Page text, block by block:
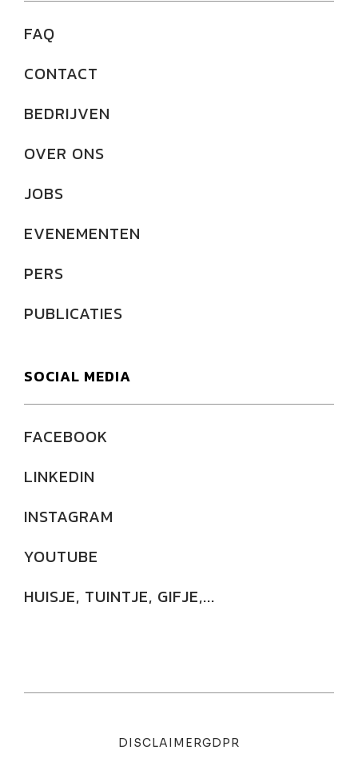
FAQ
CONTACT
BEDRIJVEN
OVER ONS
JOBS
EVENEMENTEN
PERS
PUBLICATIES
SOCIAL MEDIA
FACEBOOK
LINKEDIN
INSTAGRAM
YOUTUBE
HUISJE, TUINTJE, GIFJE,...
DISCLAIMERGDPR